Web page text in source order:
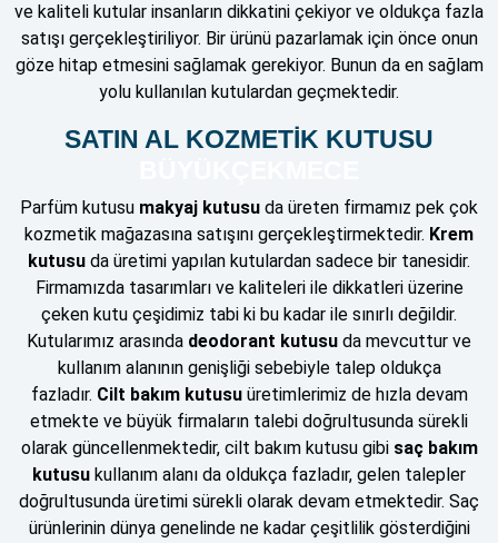
ve kaliteli kutular insanların dikkatini çekiyor ve oldukça fazla
satışı gerçekleştiriliyor. Bir ürünü pazarlamak için önce onun
göze hitap etmesini sağlamak gerekiyor. Bunun da en sağlam
yolu kullanılan kutulardan geçmektedir.
SATIN AL KOZMETİK KUTUSU
Parfüm kutusu makyaj kutusu da üreten firmamız pek çok
kozmetik mağazasına satışını gerçekleştirmektedir. Krem
kutusu da üretimi yapılan kutulardan sadece bir tanesidir.
Firmamızda tasarımları ve kaliteleri ile dikkatleri üzerine
çeken kutu çeşidimiz tabi ki bu kadar ile sınırlı değildir.
Kutularımız arasında deodorant kutusu da mevcuttur ve
kullanım alanının genişliği sebebiyle talep oldukça
fazladır. Cilt bakım kutusuüretimlerimiz de hızla devam
etmekte ve büyük firmaların talebi doğrultusunda sürekli
olarak güncellenmektedir, cilt bakım kutusu gibi saç bakım
kutusu kullanım alanı da oldukça fazladır, gelen talepler
doğrultusunda üretimi sürekli olarak devam etmektedir. Saç
ürünlerinin dünya genelinde ne kadar çeşitlilik gösterdiğini